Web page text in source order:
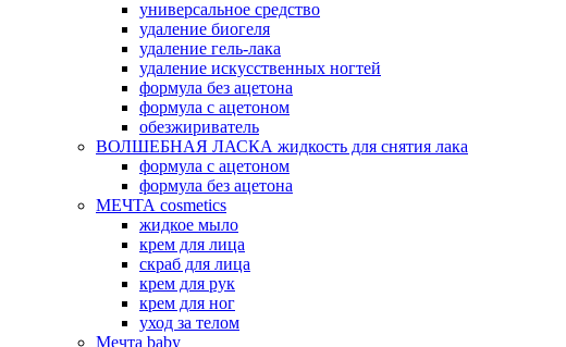
универсальное средство
удаление биогеля
удаление гель-лака
удаление искусственных ногтей
формула без ацетона
формула с ацетоном
обезжириватель
ВОЛШЕБНАЯ ЛАСКА жидкость для снятия лака
формула с ацетоном
формула без ацетона
МЕЧТА cosmetics
жидкое мыло
крем для лица
скраб для лица
крем для рук
крем для ног
уход за телом
Мечта baby